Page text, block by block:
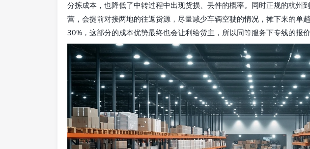
分拣成本，也降低了中转过程中出现货损、丢件的概率。同时正规的杭州
营，会提前对接两地的往返货源，尽量减少车辆空驶的情况，摊下来的单
30%，这部分的成本优势最终也会让利给货主，所以同等服务下专线的报价